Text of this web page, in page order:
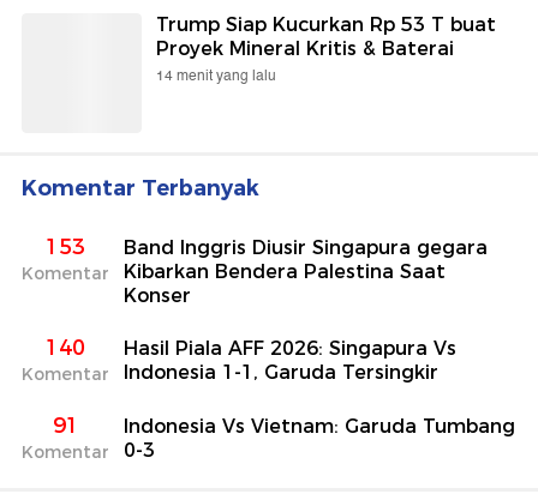
Trump Siap Kucurkan Rp 53 T buat
Proyek Mineral Kritis & Baterai
14 menit yang lalu
Komentar Terbanyak
153
Komentar
Band Inggris Diusir Singapura gegara
Kibarkan Bendera Palestina Saat
Konser
140
Komentar
Hasil Piala AFF 2026: Singapura Vs
Indonesia 1-1, Garuda Tersingkir
91
Komentar
Indonesia Vs Vietnam: Garuda Tumbang
0-3